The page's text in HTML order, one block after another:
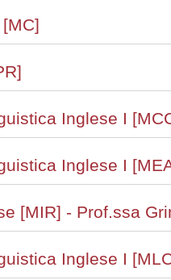
Inglese I
Inglese I
[MIR] - Prof.ssa
Inglese I